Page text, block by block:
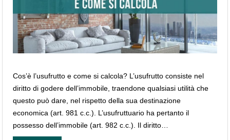
Cos’è l’usufrutto e come si calcola? L’usufrutto consiste nel
diritto di godere dell’immobile, traendone qualsiasi utilità che
questo può dare, nel rispetto della sua destinazione
economica (art. 981 c.c.). L’usufruttuario ha pertanto il
possesso dell’immobile (art. 982 c.c.). Il diritto…